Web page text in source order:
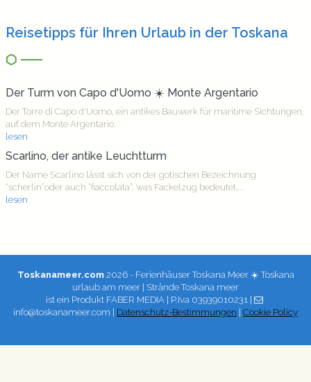
Reisetipps für Ihren Urlaub in der Toskana
Der Turm von Capo d'Uomo ☀️ Monte Argentario
Der Torre di Capo d'Uomo, ein antikes Bauwerk für maritime Sichtungen,
auf dem Monte Argentario.
lesen
Scarlino, der antike Leuchtturm
Der Name Scarlino lässt sich von der gotischen Bezeichnung
“scherlin”oder auch “fiaccolata”, was Fackelzug bedeutet,...
lesen
Toskanameer.com2026 - Ferienhäuser Toskana Meer ☀️ Toskana
urlaub am meer | Strände Toskana meer
ist ein Produkt FABER MEDIA | P.Iva 03939010231 |
info@toskanameer.com | Datenschutz-Bestimmungen | Cookie Policy